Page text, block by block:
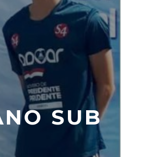
SUB